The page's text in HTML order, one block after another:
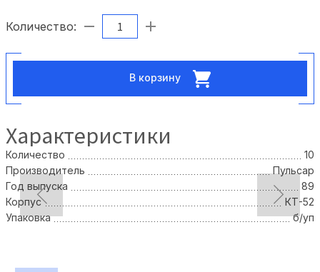
Количество:
В корзину
Характеристики
Количество
10
Производитель
Пульсар
Год выпуска
89
Корпус
КТ-52
Упаковка
б/уп